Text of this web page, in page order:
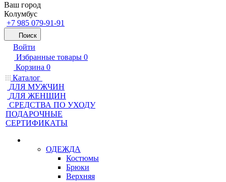
Ваш город
Колумбус
+7 985 079-91-91
Поиск
Войти
Избранные товары 0
Корзина 0
Каталог
ДЛЯ МУЖЧИН
ДЛЯ ЖЕНЩИН
CРЕДСТВА ПО УХОДУ
ПОДАРОЧНЫЕ
СЕРТИФИКАТЫ
ОДЕЖДА
Костюмы
Брюки
Верхняя